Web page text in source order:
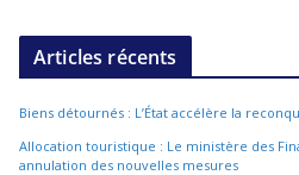
Articles récents
Biens détournés : L’État accélère la
Allocation touristique : Le ministère des
annulation des nouvelles mesures